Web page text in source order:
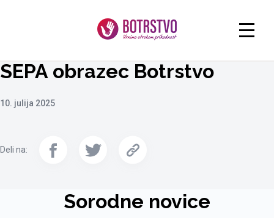
SEPA obrazec Botrstvo
10. julija 2025
Deli na:
Sorodne novice